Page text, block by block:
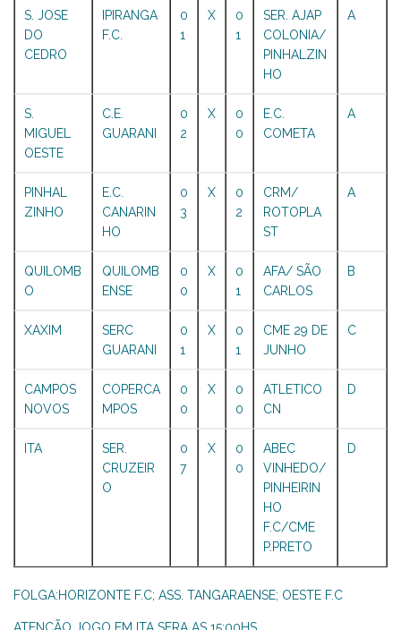
S. JOSE
DO
CEDRO
IPIRANGA
F.C.
0
1
X
0
1
SER. AJAP
COLONIA/
PINHALZIN
HO
A
S.
MIGUEL
OESTE
C.E.
GUARANI
0
2
X
0
0
E.C.
COMETA
A
PINHAL
ZINHO
E.C.
CANARIN
HO
0
3
X
0
2
CRM/
ROTOPLA
ST
A
QUILOMB
O
QUILOMB
ENSE
0
0
X
0
1
AFA/ SÃO
CARLOS
B
XAXIM
SERC
GUARANI
0
1
X
0
1
CME 29 DE
JUNHO
C
CAMPOS
NOVOS
COPERCA
MPOS
0
0
X
0
0
ATLETICO
CN
D
ITA
SER.
CRUZEIR
O
0
7
X
0
0
ABEC
VINHEDO/
PINHEIRIN
HO
F.C/CME
P.PRETO
D
FOLGA:HORIZONTE F.C; ASS. TANGARAENSE; OESTE F.C